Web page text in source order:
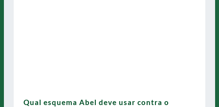
Qual esquema Abel deve usar contra o